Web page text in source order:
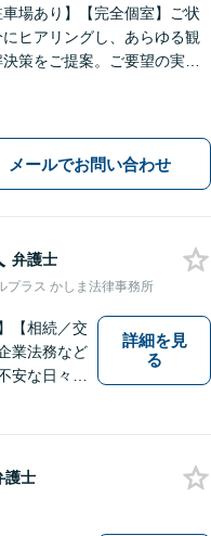
車場あり】【完全個室】ご状
ヒアリングし、あらゆる観
策をご提案。ご要望の実現
夜間休日対応】【土浦駅より
メールでお問い合わせ
弁護士
プラス かしま法律事務所
【相続／交
業法務など
安な日々を
的知見のア
ません。
詳細を見
る
護士